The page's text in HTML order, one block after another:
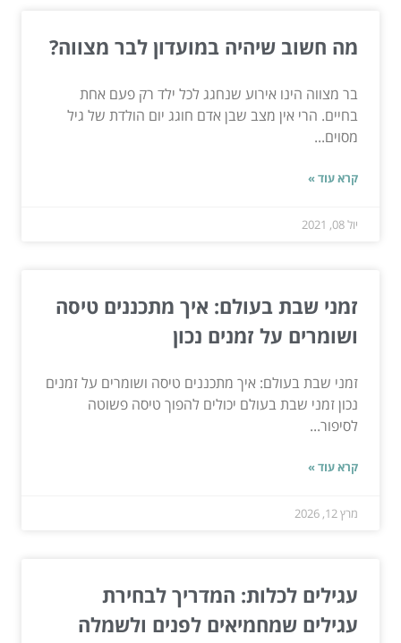
מה חשוב שיהיה במועדון לבר מצווה?
בר מצווה הינו אירוע שנחגג לכל ילד רק פעם אחת
בחיים. הרי אין מצב שבן אדם חוגג יום הולדת של גיל
מסוים...
קרא עוד »
יול 08, 2021
זמני שבת בעולם: איך מתכננים טיסה
ושומרים על זמנים נכון
זמני שבת בעולם: איך מתכננים טיסה ושומרים על זמנים
נכון זמני שבת בעולם יכולים להפוך טיסה פשוטה
לסיפור...
קרא עוד »
מרץ 12, 2026
עגילים לכלות: המדריך לבחירת
עגילים שמחמיאים לפנים ולשמלה